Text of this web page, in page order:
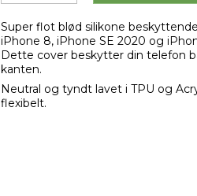
Super flot blød silikone
iPhone 8, iPhone SE 2020 og
Dette cover beskytter din telefon
kanten.
Neutral og tyndt lavet i TPU og
flexibelt.